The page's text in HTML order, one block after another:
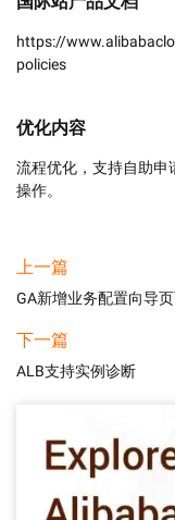
https://
policies
优化内容
流程优化，支持自助申
操作。
上一篇
GA新增业务配置向导
下一篇
ALB支持实例诊断